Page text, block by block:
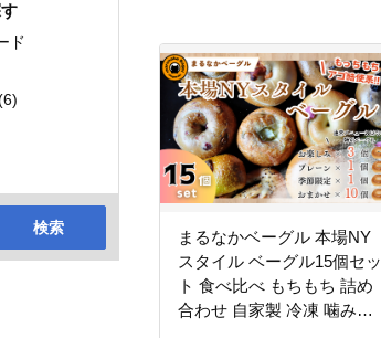
ド
検索
まるなかベーグル 本場NY
スタイル ベーグル15個セッ
ト 食べ比べ もちもち 詰め
合わせ 自家製 冷凍 噛み応